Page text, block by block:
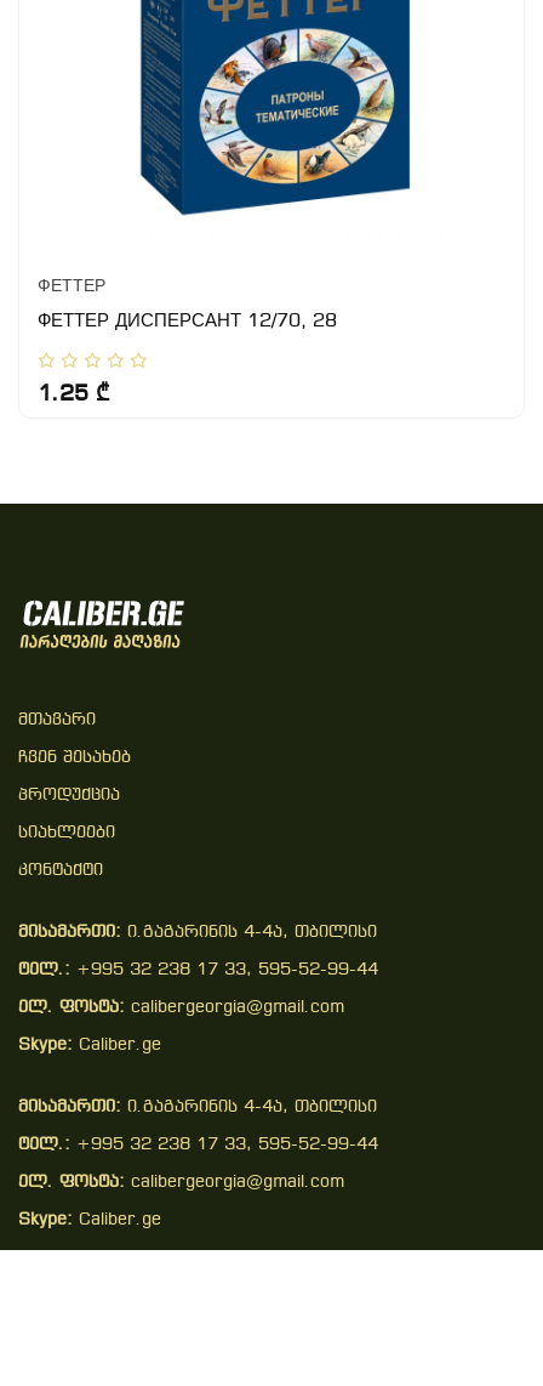
ФЕТТЕР
ФЕТТЕР ДИСПЕРСАНТ 12/70, 28
1.25 ₾
Მთავარი
Ჩვენ Შესახებ
Პროდუქცია
Სიახლეები
Კონტაქტი
მისამართი: ი.გაგარინის 4-4ა, თბილისი
ტელ.: +995 32 238 17 33, 595-52-99-44
ელ. ფოსტა: calibergeorgia@gmail.com
Skype: Caliber.ge
მისამართი: ი.გაგარინის 4-4ა, თბილისი
ტელ.: +995 32 238 17 33, 595-52-99-44
ელ. ფოსტა: calibergeorgia@gmail.com
Skype: Caliber.ge